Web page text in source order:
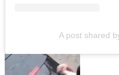
A post shared